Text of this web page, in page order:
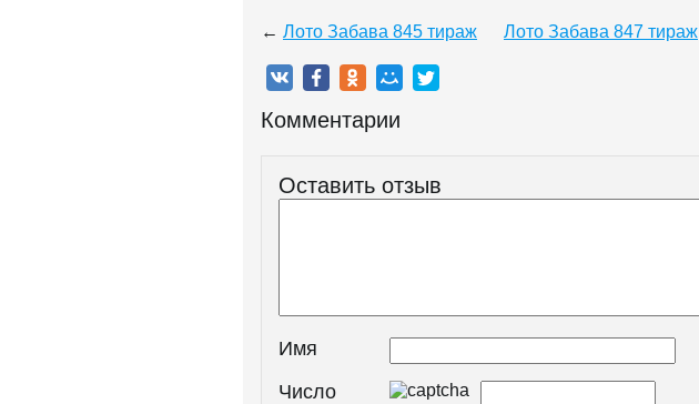
← Лото Забава 845 тираж Лото Забава 847 тираж
Комментарии
Оставить отзыв
Имя
Число